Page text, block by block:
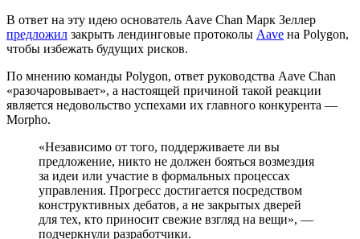
В ответ на эту идею основатель Aave Chan Марк Зеллер
предложил закрыть лендинговые протоколы Aave на Polygon,
чтобы избежать будущих рисков.
По мнению команды Polygon, ответ руководства Aave Chan
«разочаровывает», а настоящей причиной такой реакции
является недовольство успехами их главного конкурента —
Morpho.
«Независимо от того, поддерживаете ли вы
предложение, никто не должен бояться возмездия
за идеи или участие в формальных процессах
управления. Прогресс достигается посредством
конструктивных дебатов, а не закрытых дверей
для тех, кто приносит свежие взгляд на вещи», —
подчеркнули разработчики.